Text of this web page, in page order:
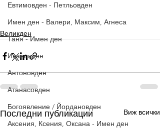
Евтимовден - Петльовден
Имен ден - Валери, Максим, Агнеса
Таня - Имен ден
Ивановден
Антоновден
Атанасовден
Богоявление / Йордановден
Аксения, Ксения, Оксана - Имен ден
Великден
Последни публикации Виж всички